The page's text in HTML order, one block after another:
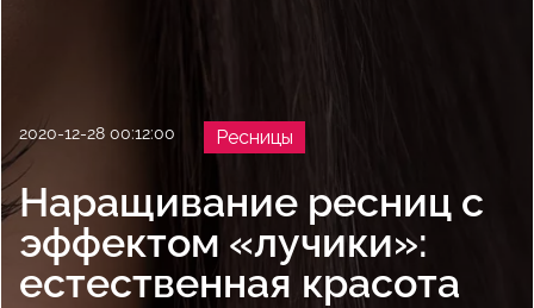
2020-12-28 00:12:00 Ресницы
Наращивание ресниц с
эффектом «лучики»:
естественная красота